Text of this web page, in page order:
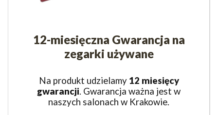
12-miesięczna Gwarancja na
zegarki używane
Na produkt udzielamy 12 miesięcy
gwarancji. Gwarancja ważna jest w
naszych salonach w Krakowie.